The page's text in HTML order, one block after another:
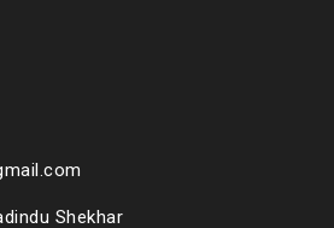
Shekhar